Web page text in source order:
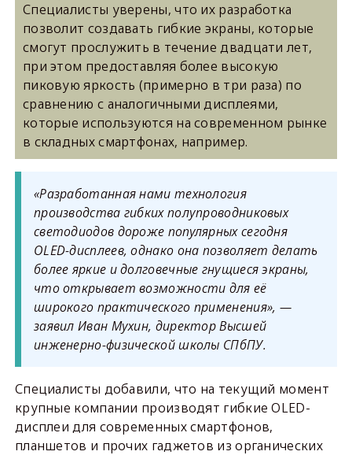
Специалисты уверены, что их разработка
позволит создавать гибкие экраны, которые
смогут прослужить в течение двадцати лет,
при этом предоставляя более высокую
пиковую яркость (примерно в три раза) по
сравнению с аналогичными дисплеями,
которые используются на современном рынке
в складных смартфонах, например.
«Разработанная нами технология
производства гибких полупроводниковых
светодиодов дороже популярных сегодня
OLED-дисплеев, однако она позволяет делать
более яркие и долговечные гнущиеся экраны,
что открывает возможности для её
широкого практического применения», —
заявил Иван Мухин, директор Высшей
инженерно-физической школы СПбПУ.
Специалисты добавили, что на текущий момент
крупные компании производят гибкие OLED-
дисплеи для современных смартфонов,
планшетов и прочих гаджетов из органических